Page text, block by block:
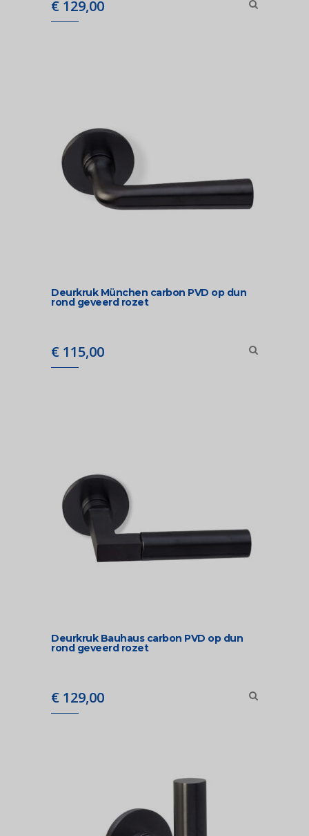
€ 129,00
Deurkruk München carbon PVD op dun
rond geveerd rozet
€ 115,00
Deurkruk Bauhaus carbon PVD op dun
rond geveerd rozet
€ 129,00